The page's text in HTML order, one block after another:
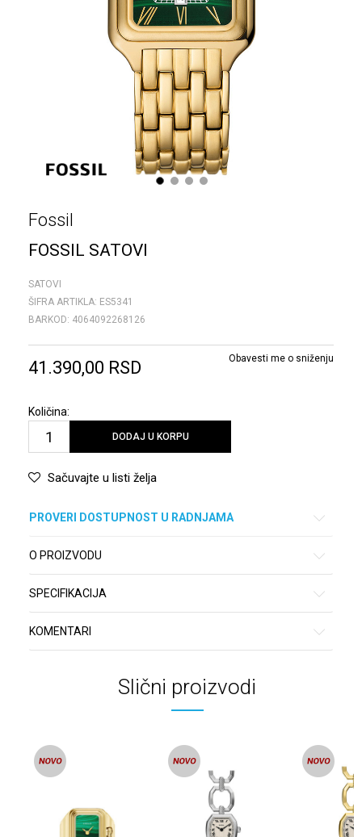
1 2 3 4
Fossil
FOSSIL SATOVI
SATOVI
ŠIFRA ARTIKLA: ES5341
BARKOD: 4064092268126
41.390,00 RSD Obavesti me o sniženju
Količina:
DODAJ U KORPU
Sačuvajte u listi želja
PROVERI DOSTUPNOST U RADNJAMA
O PROIZVODU
SPECIFIKACIJA
KOMENTARI
Slični proizvodi